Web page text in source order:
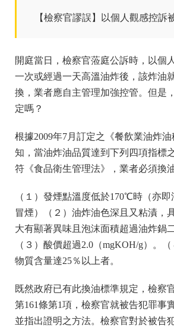
【檢察官謬誤】以個人觀感控訴
開庭當日，檢察官蒞庭公訴時，以個
一次或經過一天高溫油炸後，該炸油
換，業者應自主管理加強控管。但是
定嗎？
根據2009年7月訂定之《餐飲業油炸
知，當油炸油品質達到下列四項指標
符《食品衛生管理法》，業者必須換
（１）發煙點溫度低於170℃時（亦
冒煙）（２）油炸油色深且又粘漬，
大有顯著異味且泡沫面積超過油炸鍋
（３）酸價超過2.0（mgKOH/g）。
物質含量達25％以上者。
既然政府已有此換油標準規定，檢察
第161條第1項，檢察官就被告犯罪事
並指出證明之方法。檢察官對於被告